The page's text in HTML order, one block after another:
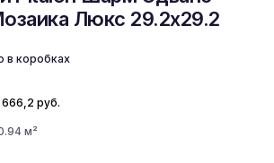
Люкс 29.2x29.2
в коробках
666,2 руб.
м²